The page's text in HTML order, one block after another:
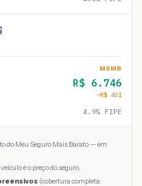
MSMB
R$ 6.746
−R$ 401
4.9% FIPE
do Meu Seguro Mais Barato — em
é o preço do seguro.
(cobertura completa: